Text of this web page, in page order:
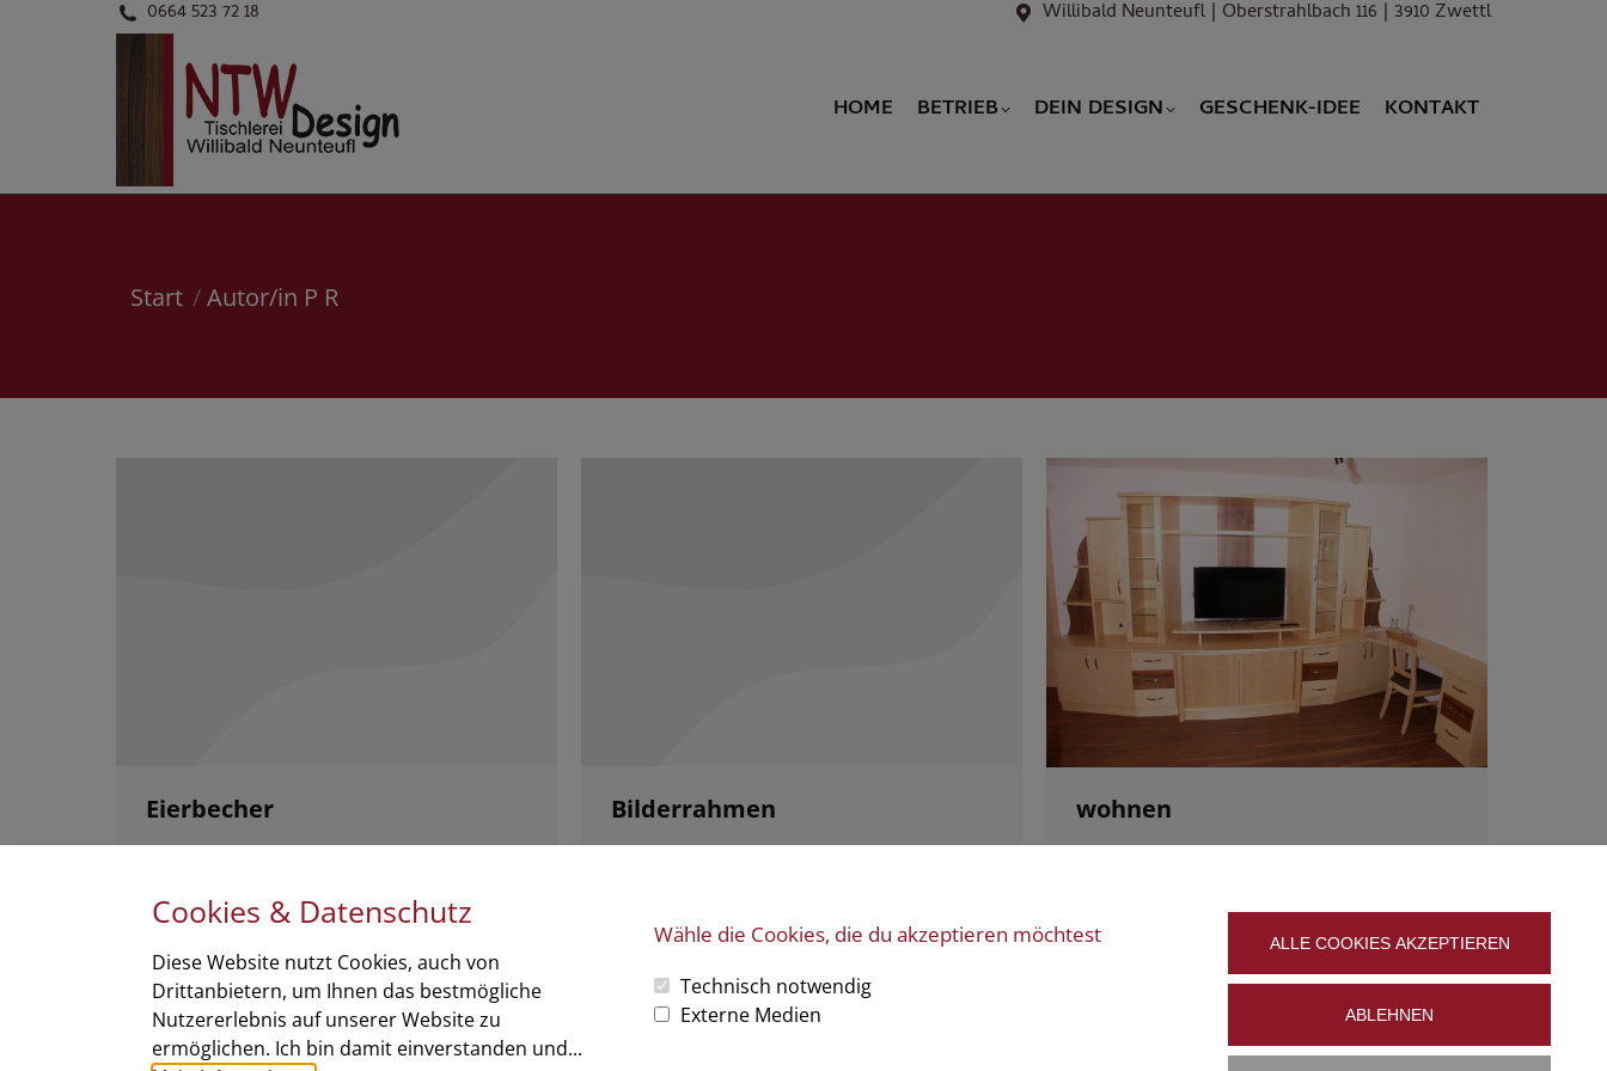
0664 523 72 18 Willibald Neunteufl | Oberstrahlbach 116 | 3910 Zwettl
HOME BETRIEB DEIN DESIGN GESCHENK-IDEE KONTAKT
Sie befinden sich hier:
Start Autor/in P R
Eierbecher
VonP R 29. Mai 2017 Kommentar hinterlassen
€ 1,– inkl. Mwst
Bilderrahmen
VonP R 29. Mai 2017 Kommentar hinterlassen
wohnen
VonP R 3. Mai 2017 Kommentar hinterlassen
art.waldsoft
Cookies & Datenschutz
Diese Website nutzt Cookies, auch von
Drittanbietern, um Ihnen das bestmögliche
Nutzererlebnis auf unserer Website zu
ermöglichen. Ich bin damit einverstanden und...
Wähle die Cookies, die du akzeptieren möchtest
Technisch notwendig
Externe Medien
ALLE COOKIES AKZEPTIEREN
ABLEHNEN